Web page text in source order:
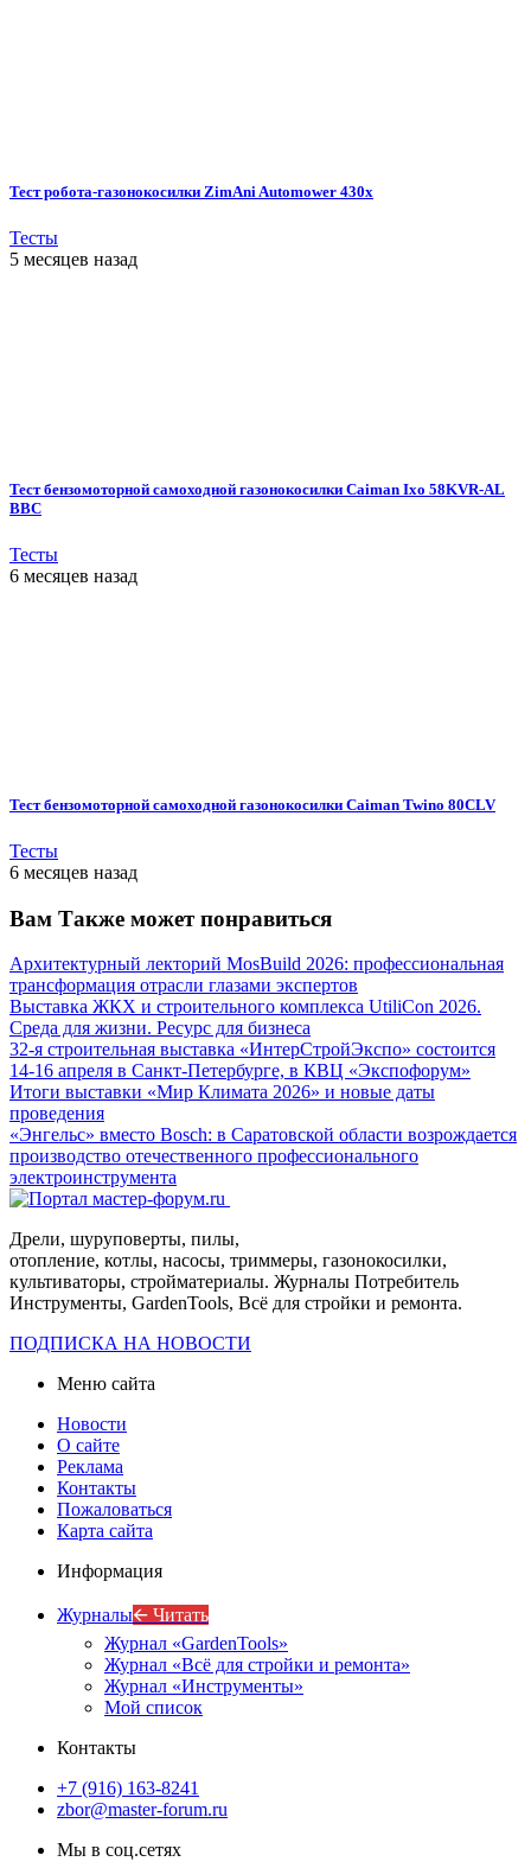
Тест робота-газонокосилки ZimAni Automower 430х
Тесты
5 месяцев назад
Тест бензомоторной самоходной газонокосилки Caiman Ixo 58KVR-AL
BBC
Тесты
6 месяцев назад
Тест бензомоторной самоходной газонокосилки Caiman Twino 80CLV
Тесты
6 месяцев назад
Вам Также может понравиться
Архитектурный лекторий MosBuild 2026: профессиональная
трансформация отрасли глазами экспертов
Выставка ЖКХ и строительного комплекса UtiliCon 2026.
Среда для жизни. Ресурс для бизнеса
32-я строительная выставка «ИнтерСтройЭкспо» состоится
14-16 апреля в Санкт-Петербурге, в КВЦ «Экспофорум»
Итоги выставки «Мир Климата 2026» и новые даты
проведения
«Энгельс» вместо Bosch: в Саратовской области возрождается
производство отечественного профессионального
электроинструмента
Дрели, шуруповерты, пилы,
отопление, котлы, насосы, триммеры, газонокосилки,
культиваторы, стройматериалы. Журналы Потребитель
Инструменты, GardenTools, Всё для стройки и ремонта.
ПОДПИСКА НА НОВОСТИ
Меню сайта
Новости
О сайте
Реклама
Контакты
Пожаловаться
Карта сайта
Информация
Журналы🡨 Читать
Журнал «GardenTools»
Журнал «Всё для стройки и ремонта»
Журнал «Инструменты»
Мой список
Контакты
+7 (916) 163-8241
zbor@master-forum.ru
Мы в соц.сетях